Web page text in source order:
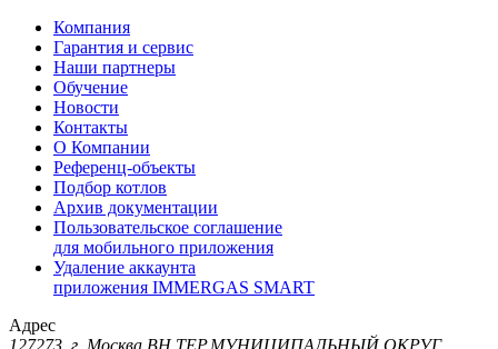
Компания
Гарантия и сервис
Наши партнеры
Обучение
Новости
Контакты
О Компании
Референц-объекты
Подбор котлов
Архив документации
Пользовательское соглашение
для мобильного приложения
Удаление аккаунта
приложения IMMERGAS SMART
Адрес
127273, г. Москва ВН.ТЕР.МУНИЦИПАЛЬНЫЙ ОКРУГ